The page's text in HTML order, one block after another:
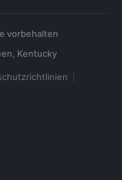
vorbehalten